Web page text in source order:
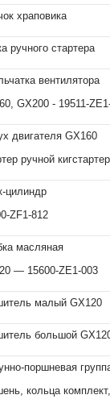
храповика
ручного стартера
вентилятора
GX200 - 19511-
двигателя GX160
ручной
цилиндр
ZF1-812
масляная
— 15600-ZE1-003
малый GХ120
большой
поршневая
кольца